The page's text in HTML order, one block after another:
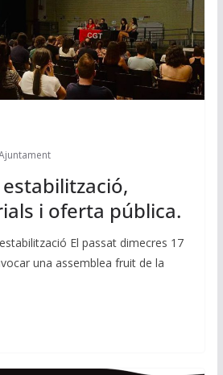
i oferta pública.
El passat dimecres 17
una assemblea fruit de la